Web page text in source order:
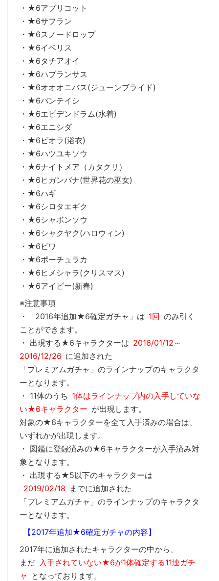
・★6アプリコット
・★6サフラン
・★6スノードロップ
・★6イベリス
・★6タチアオイ
・★6ハブランサス
・★6オオオニバス(ジューンブライド)
・★6バンテイシ
・★6エピデンドラム(水着)
・★6エニシダ
・★6ビオラ(浴衣)
・★6ハツユキソウ
・★6ナイトメア（カタクリ）
・★6ヒガンバナ(世界花の巫女)
・★6ハギ
・★6シロタエギク
・★6シャボンソウ
・★6シャクヤク(ハロウィン)
・★6ビワ
・★6ポーチュラカ
・★6ヒメシャラ(クリスマス)
・★6アイビー(新春)
※注意事項
・「2016年追加★6確定ガチャ」は 1回 のみ引く
ことができます。
・ 出現する★6キャラクターは 2016/01/12～
2016/12/26 に追加された
「プレミアムガチャ」のラインナップのキャラクタ
ーとなります。
・ 11体のうち 1体はラインナップ内の入手していな
い★6キャラクター が出現します。
対象の★6キャラクターを全て入手済みの場合は、
いずれかが出現します。
・ 図鑑に登録済みの★6キャラクターが入手済み対
象となります。
・ 出現する★5以下のキャラクターは
2019/02/18 までに追加された
「プレミアムガチャ」のラインナップのキャラクタ
ーとなります。
【2017年追加★6確定ガチャの内容】
2017年に追加されたキャラクターの中から、
まだ 入手されていない★6が1体確定する11連ガチ
ャ となっております。